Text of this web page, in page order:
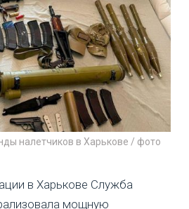
налетчиков в Харькове / фото
в Харькове Служба
мощную